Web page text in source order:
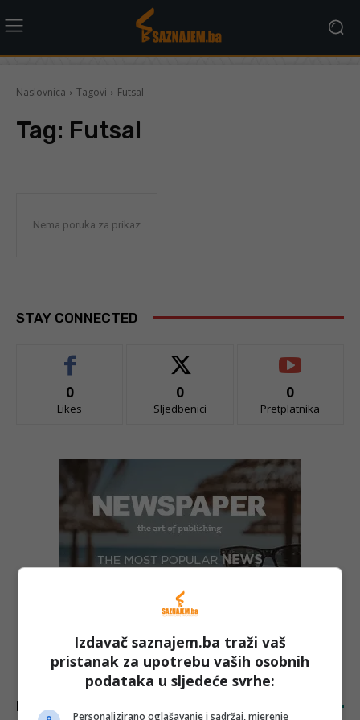
Naslovnica Tagovi Futsal
Tag: Futsal
Nema poruka za prikaz
STAY CONNECTED
0
Likes
0
Sljedbenici
0
Pretplatnika
LATEST ARTICLES
Izdavač saznajem.ba traži vaš
pristanak za upotrebu vaših osobnih
podataka u sljedeće svrhe:
Personalizirano oglašavanje i sadržaj, mjerenje